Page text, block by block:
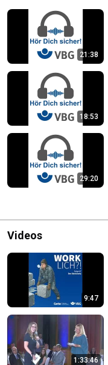
21:38
18:53
29:20
Videos
9:47
1:33:46